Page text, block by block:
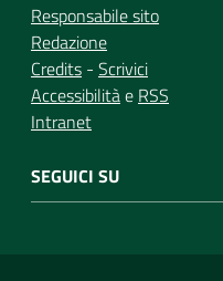
Responsabile sito
Redazione
Credits - Scrivici
Accessibilitàe RSS
Intranet
SEGUICI SU